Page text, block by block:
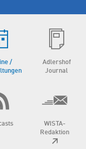
/
Adlershof
Journal
WISTA-
Redaktion